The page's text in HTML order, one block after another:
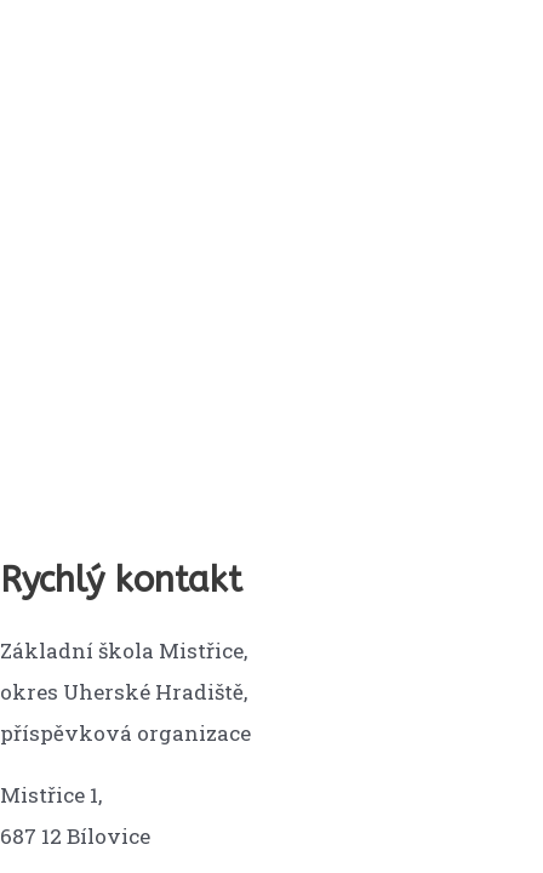
Rychlý kontakt
Základní škola Mistřice,
okres Uherské Hradiště,
příspěvková organizace
Mistřice 1,
687 12 Bílovice